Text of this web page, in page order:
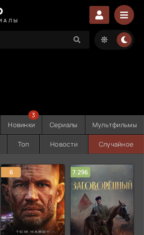
Новинки
3
Сериалы Мультфильмы
Топ Новости Случайное
6 7.296